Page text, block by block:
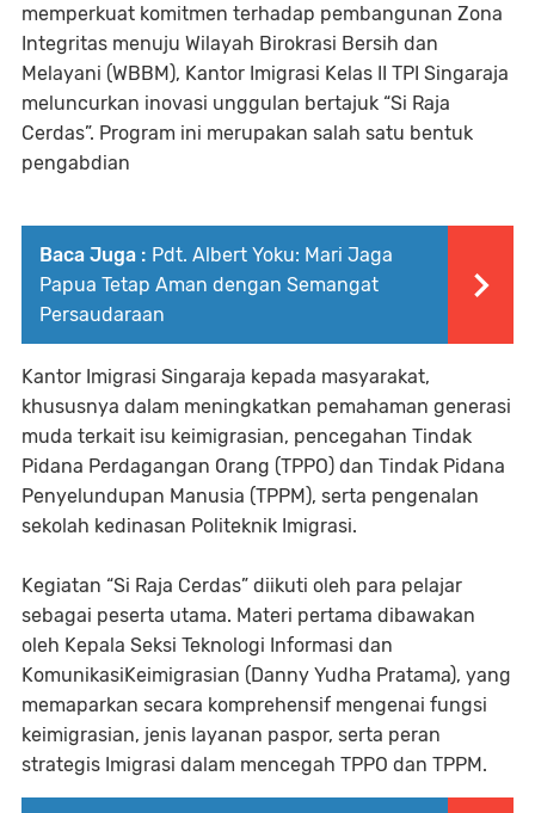
memperkuat komitmen terhadap pembangunan Zona
Integritas menuju Wilayah Birokrasi Bersih dan
Melayani (WBBM), Kantor Imigrasi Kelas II TPI Singaraja
meluncurkan inovasi unggulan bertajuk “Si Raja
Cerdas”. Program ini merupakan salah satu bentuk
pengabdian
Baca Juga : Pdt. Albert Yoku: Mari Jaga
Papua Tetap Aman dengan Semangat
Persaudaraan
Kantor Imigrasi Singaraja kepada masyarakat,
khususnya dalam meningkatkan pemahaman generasi
muda terkait isu keimigrasian, pencegahan Tindak
Pidana Perdagangan Orang (TPPO) dan Tindak Pidana
Penyelundupan Manusia (TPPM), serta pengenalan
sekolah kedinasan Politeknik Imigrasi.
Kegiatan “Si Raja Cerdas” diikuti oleh para pelajar
sebagai peserta utama. Materi pertama dibawakan
oleh Kepala Seksi Teknologi Informasi dan
KomunikasiKeimigrasian (Danny Yudha Pratama), yang
memaparkan secara komprehensif mengenai fungsi
keimigrasian, jenis layanan paspor, serta peran
strategis Imigrasi dalam mencegah TPPO dan TPPM.